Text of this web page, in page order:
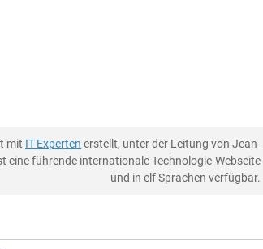
mit IT-Experten erstellt, unter der Leitung von Jean-
eine führende internationale Technologie-Webseite
und in elf Sprachen verfügbar.